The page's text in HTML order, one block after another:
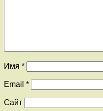
Имя *
Email *
Сайт